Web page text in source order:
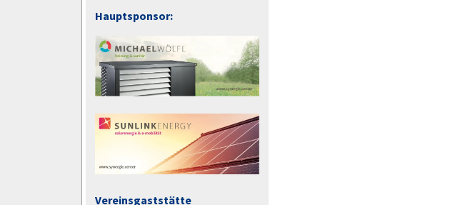
Hauptsponsor:
Vereinsgaststätte